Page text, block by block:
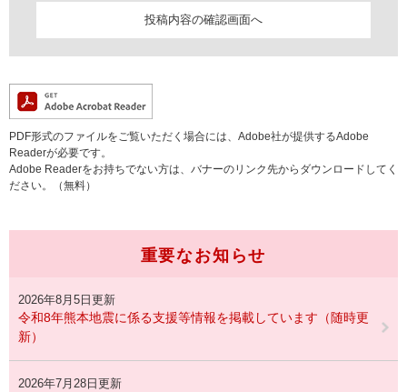
PDF形式のファイルをご覧いただく場合には、Adobe社が提供するAdobe
Readerが必要です。
Adobe Readerをお持ちでない方は、バナーのリンク先からダウンロードしてく
ださい。（無料）
重要なお知らせ
2026年8月5日更新
令和8年熊本地震に係る支援等情報を掲載しています（随時更
新）
2026年7月28日更新